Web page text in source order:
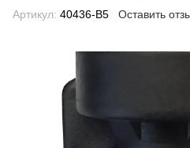
Артикул: 40436-B5 Оставить